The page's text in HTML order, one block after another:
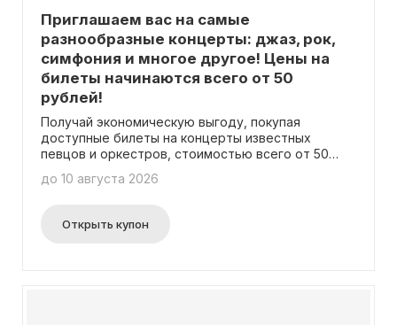
Приглашаем вас на самые
разнообразные концерты: джаз, рок,
симфония и многое другое! Цены на
билеты начинаются всего от 50
рублей!
Получай экономическую выгоду, покупая
доступные билеты на концерты известных
певцов и оркестров, стоимостью всего от 50
до 10 августа 2026
Открыть купон